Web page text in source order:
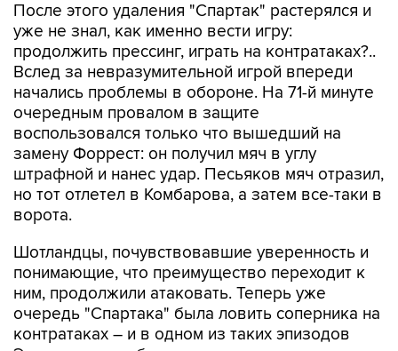
После этого удаления "Спартак" растерялся и
уже не знал, как именно вести игру:
продолжить прессинг, играть на контратаках?..
Вслед за невразумительной игрой впереди
начались проблемы в обороне. На 71-й минуте
очередным провалом в защите
воспользовался только что вышедший на
замену Форрест: он получил мяч в углу
штрафной и нанес удар. Песьяков мяч отразил,
но тот отлетел в Комбарова, а затем все-таки в
ворота.
Шотландцы, почувствовавшие уверенность и
понимающие, что преимущество переходит к
ним, продолжили атаковать. Теперь уже
очередь "Спартака" была ловить соперника на
контратаках – и в одном из таких эпизодов